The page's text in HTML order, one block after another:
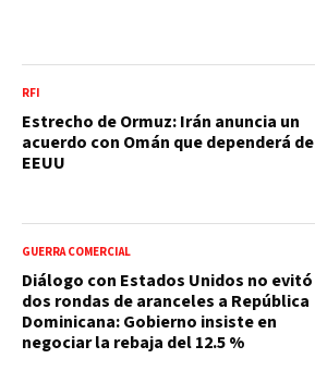
RFI
Estrecho de Ormuz: Irán anuncia un
acuerdo con Omán que dependerá de
EEUU
GUERRA COMERCIAL
Diálogo con Estados Unidos no evitó
dos rondas de aranceles a República
Dominicana: Gobierno insiste en
negociar la rebaja del 12.5 %